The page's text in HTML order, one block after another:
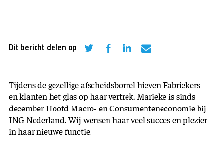
Dit bericht delen op
Tijdens de gezellige afscheidsborrel hieven Fabriekers
en klanten het glas op haar vertrek. Marieke is sinds
december Hoofd Macro- en Consumenteneconomie bij
ING Nederland. Wij wensen haar veel succes en plezier
in haar nieuwe functie.